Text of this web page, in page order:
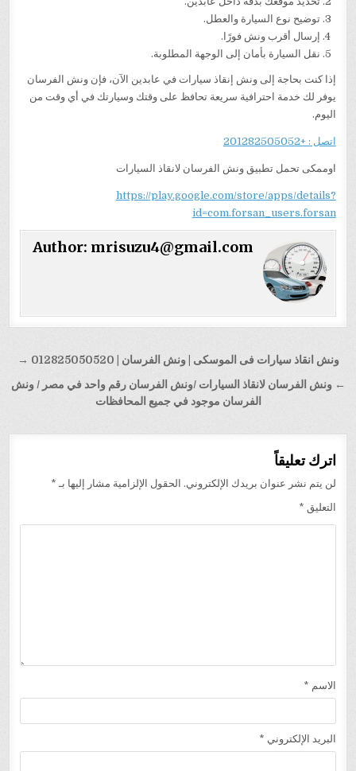
توضيح نوع السيارة والعطل.
إرسال أقرب ونش فورًا.
نقل السيارة بأمان إلى الوجهة المطلوبة.
إذا كنت بحاجة إلى ونش إنقاذ سيارات في عابدين الآن، فإن ونش الفرسان
يوفر لك خدمة احترافية سريعة تحافظ على وقتك وسيارتك في أي وقت من
اليوم.
اتصل : +201282505052
اوممكى تحمل تطبيق ونش الفرسان لانقاذ السيارات
https://play.google.com/store/apps/details?
id=com.forsan_users.forsan
Author: mrisuzu4@gmail.com
تصفّح
المقالات
ونش انقاذ سيارات فى الموسكى | ونش الفرسان | 012825050520 →
← ونش الفرسان لانقاذ السيارات /ونش الفرسان رقم واحد في مصر / ونش
الفرسان موجود في جميع المحافظات
اترك تعليقاً
لن يتم نشر عنوان بريدك الإلكتروني. الحقول الإلزامية مشار إليها بـ *
التعليق *
الاسم *
البريد الإلكتروني *